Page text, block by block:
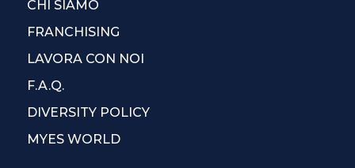
CHI SIAMO
FRANCHISING
LAVORA CON NOI
F.A.Q.
DIVERSITY POLICY
MYES WORLD